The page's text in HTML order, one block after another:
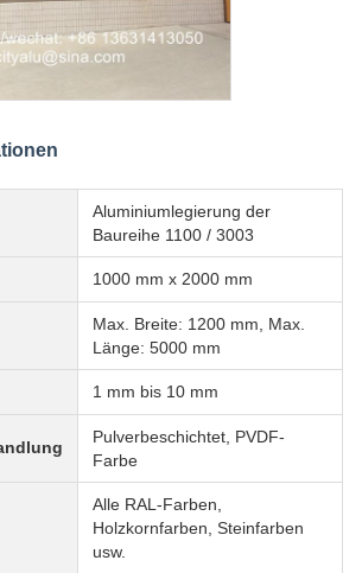
Aluminiumlegierung der
Baureihe 1100 / 3003
1000 mm x 2000 mm
Max. Breite: 1200 mm, Max.
Länge: 5000 mm
1 mm bis 10 mm
Pulverbeschichtet, PVDF-
Farbe
Alle RAL-Farben,
Holzkornfarben, Steinfarben
usw.